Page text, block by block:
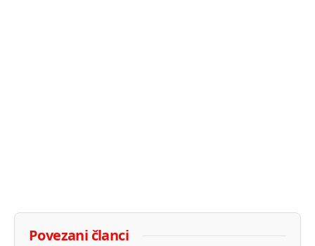
Povezani članci